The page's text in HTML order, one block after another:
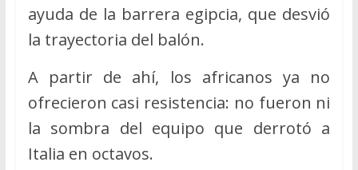
ayuda de la barrera egipcia, que desvió
la trayectoria del balón.
A partir de ahí, los africanos ya no
ofrecieron casi resistencia: no fueron ni
la sombra del equipo que derrotó a
Italia en octavos.